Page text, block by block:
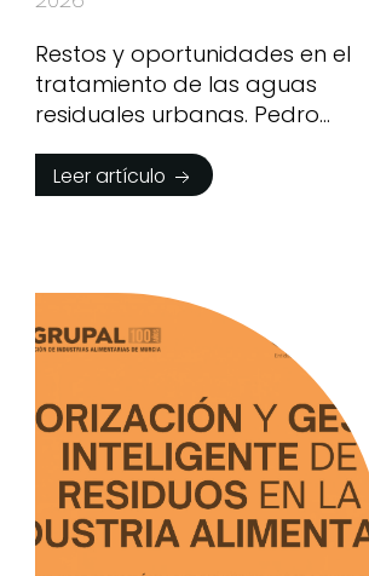
Restos y oportunidades en el
tratamiento de las aguas
residuales urbanas. Pedro
Leer artículo